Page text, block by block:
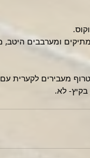
ומערבבים
לא.